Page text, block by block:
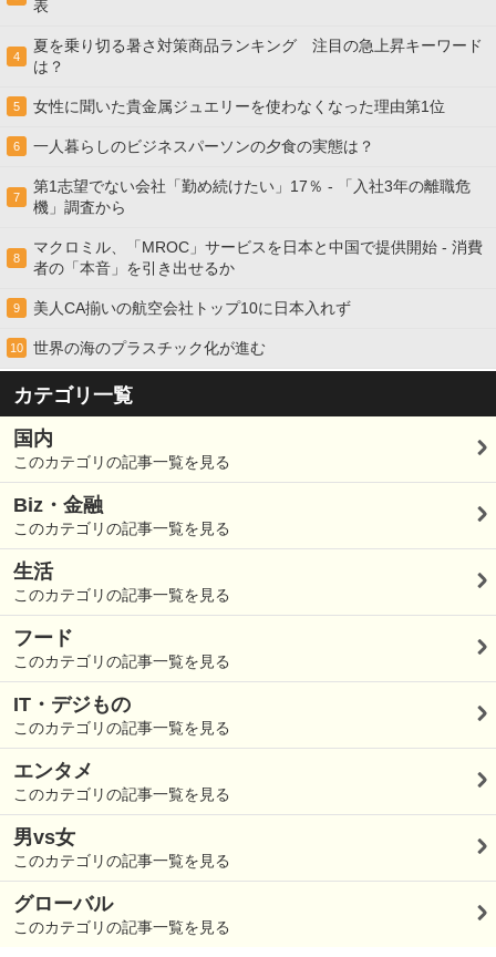
表
4
夏を乗り切る暑さ対策商品ランキング 注目の急上昇キーワード
は？
5 女性に聞いた貴金属ジュエリーを使わなくなった理由第1位
6 一人暮らしのビジネスパーソンの夕食の実態は？
7
第1志望でない会社「勤め続けたい」17％ - 「入社3年の離職危
機」調査から
8
マクロミル、「MROC」サービスを日本と中国で提供開始 - 消費
者の「本音」を引き出せるか
9 美人CA揃いの航空会社トップ10に日本入れず
10 世界の海のプラスチック化が進む
カテゴリ一覧
国内
このカテゴリの記事一覧を見る
Biz・金融
このカテゴリの記事一覧を見る
生活
このカテゴリの記事一覧を見る
フード
このカテゴリの記事一覧を見る
IT・デジもの
このカテゴリの記事一覧を見る
エンタメ
このカテゴリの記事一覧を見る
男vs女
このカテゴリの記事一覧を見る
グローバル
このカテゴリの記事一覧を見る